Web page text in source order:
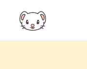
content